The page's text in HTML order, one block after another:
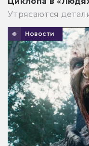
Утрясаются
Новости